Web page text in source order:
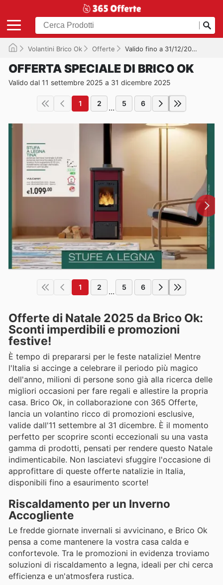
Volantini Brico Ok Offerte Valido fino a 31/12/2025
OFFERTA SPECIALE DI BRICO OK
Valido dal 11 settembre 2025 a 31 dicembre 2025
1 2 ... 5 6
1 2 ... 5 6
Offerte di Natale 2025 da Brico Ok:
Sconti imperdibili e promozioni
festive!
È tempo di prepararsi per le feste natalizie! Mentre
l'Italia si accinge a celebrare il periodo più magico
dell'anno, milioni di persone sono già alla ricerca delle
migliori occasioni per fare regali e allestire la propria
casa. Brico Ok, in collaborazione con 365 Offerte,
lancia un volantino ricco di promozioni esclusive,
valide dall'11 settembre al 31 dicembre. È il momento
perfetto per scoprire sconti eccezionali su una vasta
gamma di prodotti, pensati per rendere questo Natale
indimenticabile. Non lasciatevi sfuggire l'occasione di
approfittare di queste offerte natalizie in Italia,
disponibili fino a esaurimento scorte!
Riscaldamento per un Inverno
Accogliente
Le fredde giornate invernali si avvicinano, e Brico Ok
pensa a come mantenere la vostra casa calda e
confortevole. Tra le promozioni in evidenza troviamo
soluzioni di riscaldamento a legna, ideali per chi cerca
efficienza e un'atmosfera rustica.